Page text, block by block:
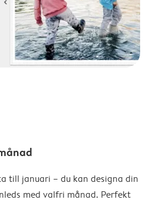
till januari – du kan designa din
med valfri månad. Perfekt